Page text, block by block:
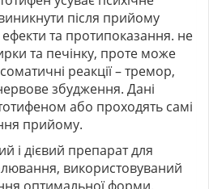
після прийому
ефекти та протипоказання. не
та печінку, проте може
реакції – тремор,
збудження. Дані
або проходять самі
прийому.
і дієвий препарат для
використовуваний